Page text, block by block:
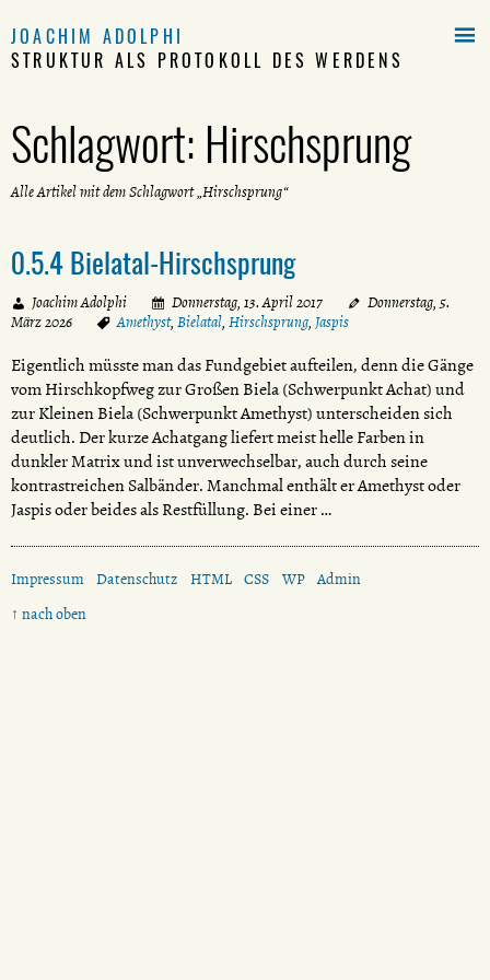
JOACHIM ADOLPHI
STRUKTUR ALS PROTOKOLL DES WERDENS
Schlagwort: Hirschsprung
Alle Artikel mit dem Schlagwort „Hirschsprung“
0.5.4 Bielatal-Hirschsprung
Joachim Adolphi Donnerstag, 13. April 2017
Donnerstag, 5.
März 2026
Amethyst, Bielatal, Hirschsprung, Jaspis
Eigentlich müsste man das Fundgebiet aufteilen, denn die Gänge
vom Hirschkopfweg zur Großen Biela (Schwerpunkt Achat) und
zur Kleinen Biela (Schwerpunkt Amethyst) unterscheiden sich
deutlich. Der kurze Achatgang liefert meist helle Farben in
dunkler Matrix und ist unverwechselbar, auch durch seine
kontrastreichen Salbänder. Manchmal enthält er Amethyst oder
Jaspis oder beides als Restfüllung. Bei einer …

Impressum Datenschutz HTML CSS WP Admin
↑ nach oben